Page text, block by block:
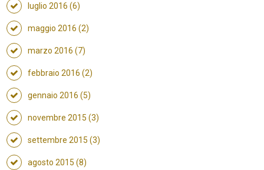
luglio 2016 (6)
maggio 2016 (2)
marzo 2016 (7)
febbraio 2016 (2)
gennaio 2016 (5)
novembre 2015 (3)
settembre 2015 (3)
agosto 2015 (8)